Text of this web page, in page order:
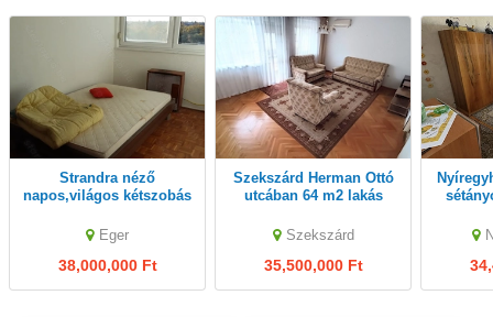
Strandra néző
napos,világos kétszobás
Eger
38,000,000 Ft
Szekszárd Herman Ottó
utcában 64 m2 lakás
Szekszárd
35,500,000 Ft
Nyíregyházán az Ungvár